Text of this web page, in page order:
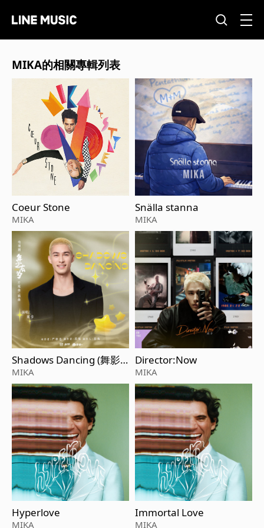
MIKA的相關專輯列表
Coeur Stone
MIKA
Snälla stanna
MIKA
Shadows Dancing (舞影
隨行)（《年少有爲》電視
劇片尾曲/插曲）
MIKA
Director:Now
MIKA
Hyperlove
MIKA
Immortal Love
MIKA